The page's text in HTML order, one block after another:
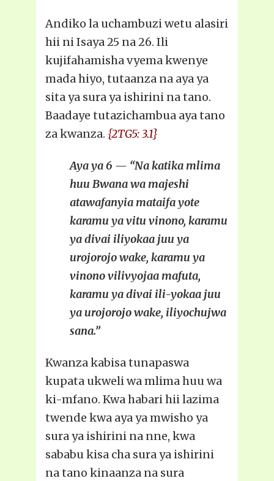
Andiko la uchambuzi wetu alasiri
hii ni Isaya 25 na 26. Ili
kujifahamisha vyema kwenye
mada hiyo, tutaanza na aya ya
sita ya sura ya ishirini na tano.
Baadaye tutazichambua aya tano
za kwanza. {2TG5: 3.1}
Aya ya 6 — “Na katika mlima
huu Bwana wa majeshi
atawafanyia mataifa yote
karamu ya vitu vinono, karamu
ya divai iliyokaa juu ya
urojorojo wake, karamu ya
vinono vilivyojaa mafuta,
karamu ya divai ili-yokaa juu
ya urojorojo wake, iliyochujwa
sana.”
Kwanza kabisa tunapaswa
kupata ukweli wa mlima huu wa
ki-mfano. Kwa habari hii lazima
twende kwa aya ya mwisho ya
sura ya ishirini na nne, kwa
sababu kisa cha sura ya ishirini
na tano kinaanza na sura